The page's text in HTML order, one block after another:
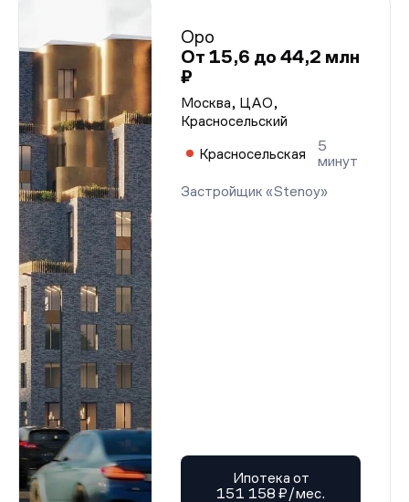
Оро
От 15,6 до 44,2 млн
₽
Москва, ЦАО,
Красносельский
Красносельская
5
минут
Застройщик «Stenoy»
Ипотека от
151 158 ₽/мес.